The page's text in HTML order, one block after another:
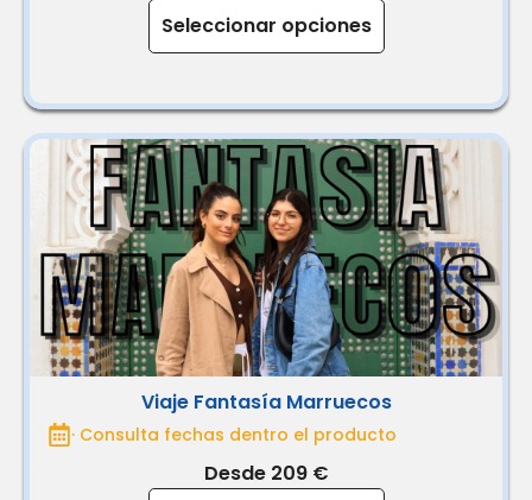
Seleccionar opciones
Viaje Fantasía Marruecos
· Consulta fechas dentro el producto
Desde 209 €